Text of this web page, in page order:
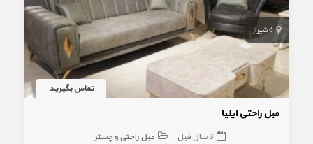
شیراز
تماس بگیرید
مبل راحتی ایلیا
3 سال قبل مبل راحتی و چستر